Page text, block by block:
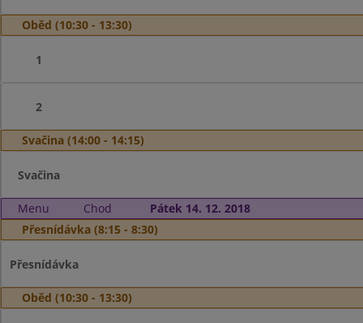
Oběd (10:30 - 13:30)
1
2
Svačina (14:00 - 14:15)
Svačina
Menu Chod
Pátek 14. 12. 2018
Přesnídávka (8:15 - 8:30)
Přesnídávka
Oběd (10:30 - 13:30)